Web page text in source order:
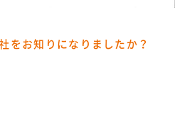
をお知りになりましたか？